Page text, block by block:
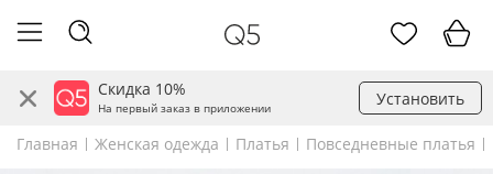
Скидка 10%
На первый заказ в приложении Установить
Главная Женская одежда Платья Повседневные платья